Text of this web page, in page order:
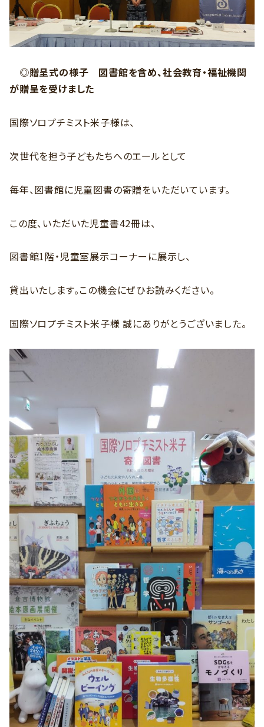
◎贈呈式の様子 図書館を含め、社会教育・福祉機関
が贈呈を受けました
国際ソロプチミスト米子様は、
次世代を担う子どもたちへのエールとして
毎年、図書館に児童図書の寄贈をいただいています。
この度、いただいた児童書42冊は、
図書館1階・児童室展示コーナーに展示し、
貸出いたします。この機会にぜひお読みください。
国際ソロプチミスト米子様 誠にありがとうございました。